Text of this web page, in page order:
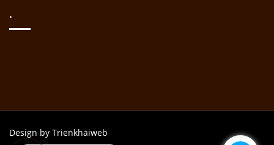
.
Design by Trienkhaiweb